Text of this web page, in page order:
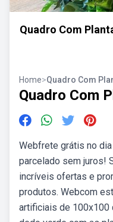
Quadro Com
Home>Quadro Com
Quadro Com
Webfrete grátis no
parcelado sem juros!
incríveis ofertas e
produtos. Webcom
artificiais de 100x100